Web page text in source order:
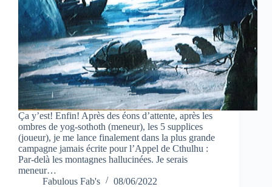
Ça y’est! Enfin! Après des éons d’attente, après les
ombres de yog-sothoth (meneur), les 5 supplices
(joueur), je me lance finalement dans la plus grande
campagne jamais écrite pour l’Appel de Cthulhu :
Par-delà les montagnes hallucinées. Je serais
meneur…
Fabulous Fab's
08/06/2022